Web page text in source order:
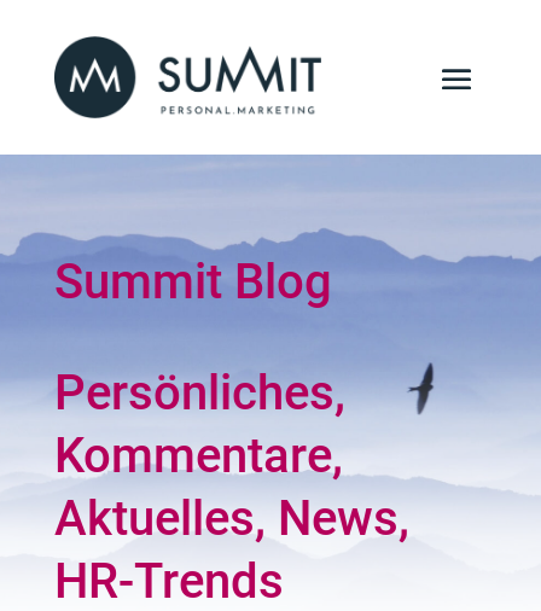
Summit Blog
Persönliches,
Kommentare,
Aktuelles, News,
HR-Trends